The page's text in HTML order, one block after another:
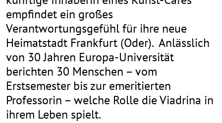
empfindet ein großes
Verantwortungsgefühl für ihre neue
Heimatstadt Frankfurt (Oder). Anlässlich
von 30 Jahren Europa-Universität
berichten 30 Menschen – vom
Erstsemester bis zur emeritierten
Professorin – welche Rolle die Viadrina in
ihrem Leben spielt.